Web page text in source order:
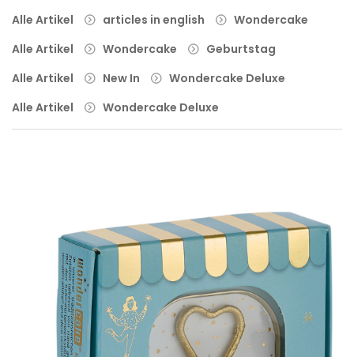
Alle Artikel
articles in english
Wondercake
Alle Artikel
Wondercake
Geburtstag
Alle Artikel
New In
Wondercake Deluxe
Alle Artikel
Wondercake Deluxe